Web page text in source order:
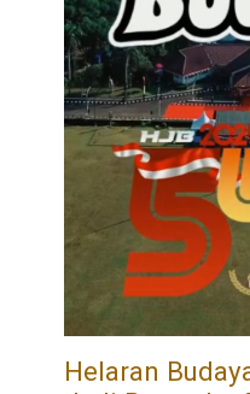
Helaran